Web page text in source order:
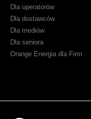
Dla operatorów
Dla dostawców
Dla mediów
Dla seniora
Orange Energia dla Firm